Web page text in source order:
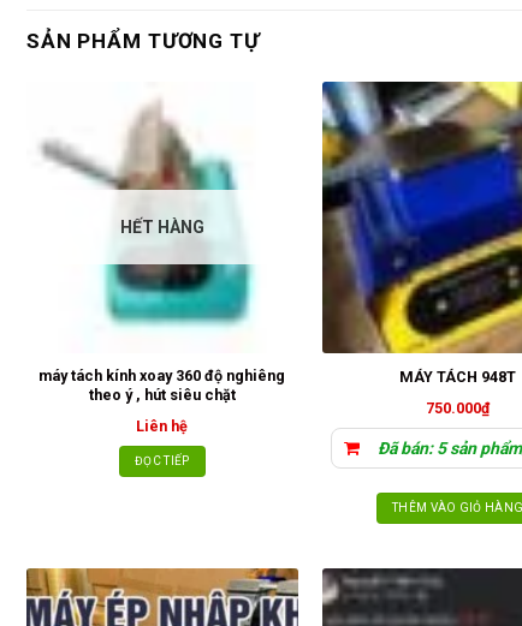
SẢN PHẨM TƯƠNG TỰ
HẾT HÀNG
máy tách kính xoay 360 độ nghiêng
theo ý , hút siêu chặt
Liên hệ
ĐỌC TIẾP
MÁY TÁCH 948T
750.000₫
Đã bán: 5 sản
THÊM VÀO GIỎ HÀNG